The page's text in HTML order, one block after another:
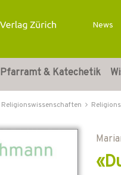
News
Pfarramt & Katechetik
Religionswissenschaften